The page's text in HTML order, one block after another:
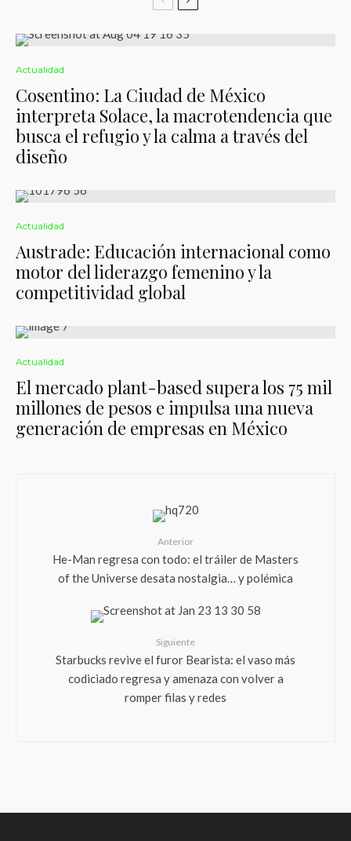
Actualidad
Cosentino: La Ciudad de México
interpreta Solace, la macrotendencia que
busca el refugio y la calma a través del
diseño
Actualidad
Austrade: Educación internacional como
motor del liderazgo femenino y la
competitividad global
Actualidad
El mercado plant-based supera los 75 mil
millones de pesos e impulsa una nueva
generación de empresas en México
Anterior
He-Man regresa con todo: el tráiler de Masters
of the Universe desata nostalgia… y polémica
Siguiente
Starbucks revive el furor Bearista: el vaso más
codiciado regresa y amenaza con volver a
romper filas y redes